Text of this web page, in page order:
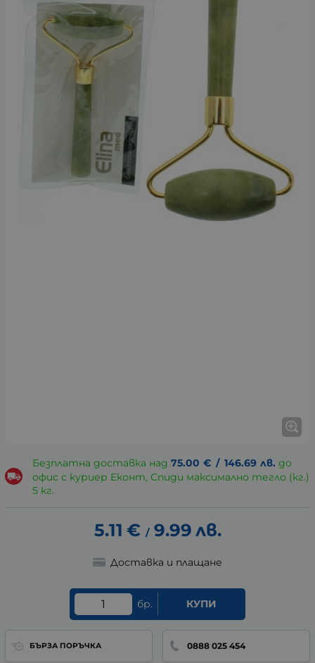
Безплатна доставка над 75.00 € / 146.69 лв. до
офис с куриер Еконт, Спиди максимално тегло (кг.)
5 кг.
5.11 € / 9.99 лв.
Доставка и плащане
бр. КУПИ
БЪРЗА ПОРЪЧКА 0888 025 454